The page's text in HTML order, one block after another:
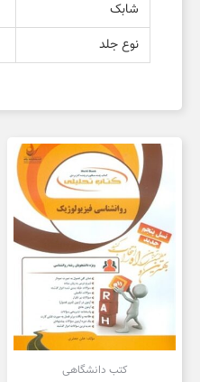
شابک
نوع جلد
کتب دانشگاهی